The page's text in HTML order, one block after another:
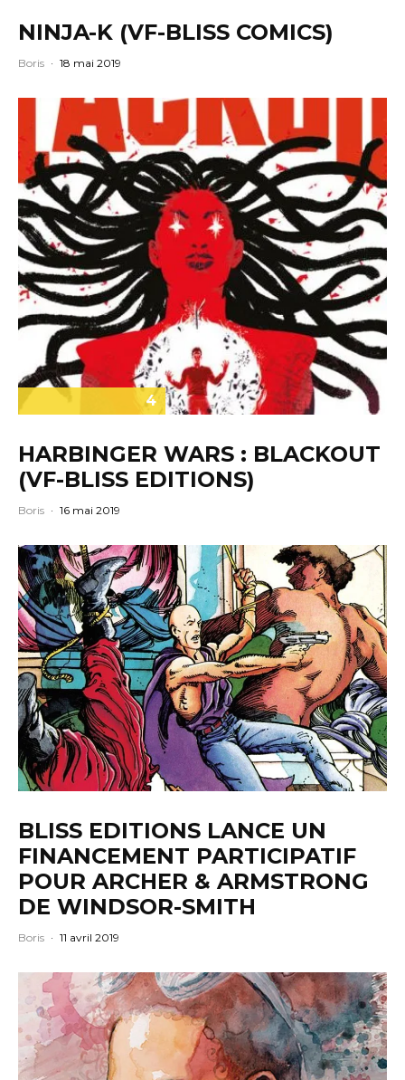
NINJA-K (VF-BLISS COMICS)
Boris · 18 mai 2019
4
HARBINGER WARS : BLACKOUT
(VF-BLISS EDITIONS)
Boris · 16 mai 2019
BLISS EDITIONS LANCE UN
FINANCEMENT PARTICIPATIF
POUR ARCHER & ARMSTRONG
DE WINDSOR-SMITH
Boris · 11 avril 2019